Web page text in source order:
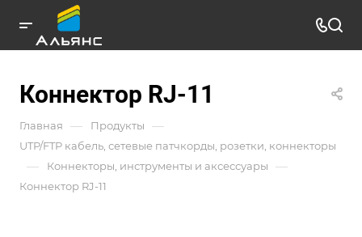
Коннектор RJ-11
Главная — Продукты —
UTP/FTP кабель, сетевые патчкорды, розетки, коннекторы
— Коннекторы, инструменты и аксессуары —
Коннектор RJ-11